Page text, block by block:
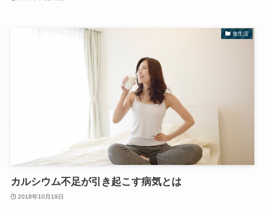
食生活
カルシウム不足が引き起こす病気とは
2018年10月19日